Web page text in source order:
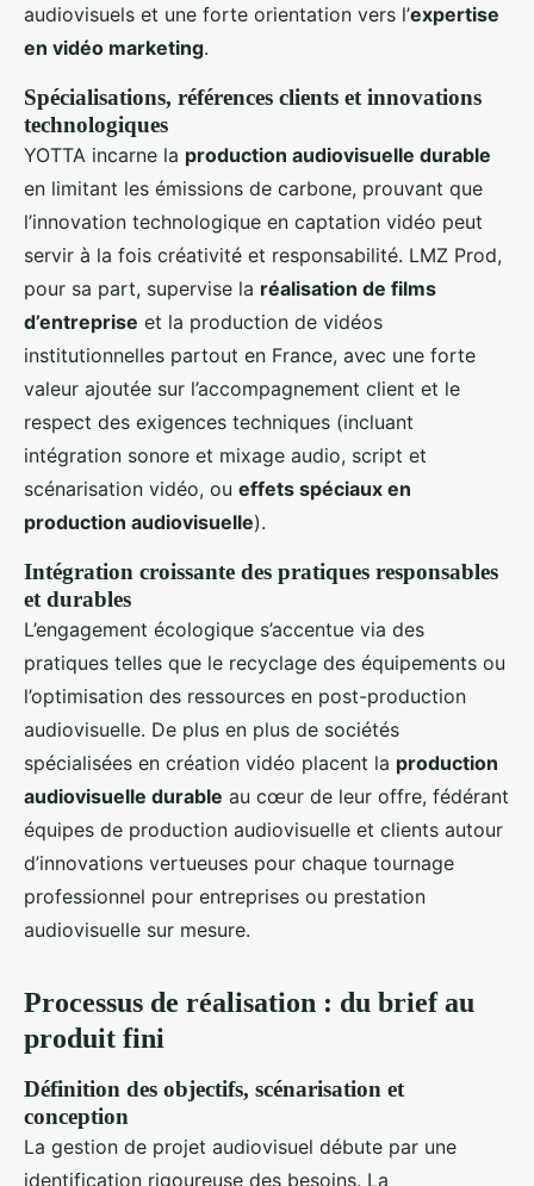
audiovisuels et une forte orientation vers l’expertise
en vidéo marketing.
Spécialisations, références clients et innovations
technologiques
YOTTA incarne la production audiovisuelle durable
en limitant les émissions de carbone, prouvant que
l’innovation technologique en captation vidéo peut
servir à la fois créativité et responsabilité. LMZ Prod,
pour sa part, supervise la réalisation de films
d’entreprise et la production de vidéos
institutionnelles partout en France, avec une forte
valeur ajoutée sur l’accompagnement client et le
respect des exigences techniques (incluant
intégration sonore et mixage audio, script et
scénarisation vidéo, ou effets spéciaux en
production audiovisuelle).
Intégration croissante des pratiques responsables
et durables
L’engagement écologique s’accentue via des
pratiques telles que le recyclage des équipements ou
l’optimisation des ressources en post-production
audiovisuelle. De plus en plus de sociétés
spécialisées en création vidéo placent la production
audiovisuelle durable au cœur de leur offre, fédérant
équipes de production audiovisuelle et clients autour
d’innovations vertueuses pour chaque tournage
professionnel pour entreprises ou prestation
audiovisuelle sur mesure.
Processus de réalisation : du brief au
produit fini
Définition des objectifs, scénarisation et
conception
La gestion de projet audiovisuel débute par une
identification rigoureuse des besoins. La